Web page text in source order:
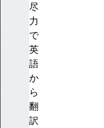
尽
力
で
英
語
か
ら
翻
訳